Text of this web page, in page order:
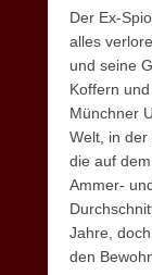
Der Ex-
alles
und seine
Koffern
Münchner
Welt, in der
die auf
Ammer-
Jahre,
den